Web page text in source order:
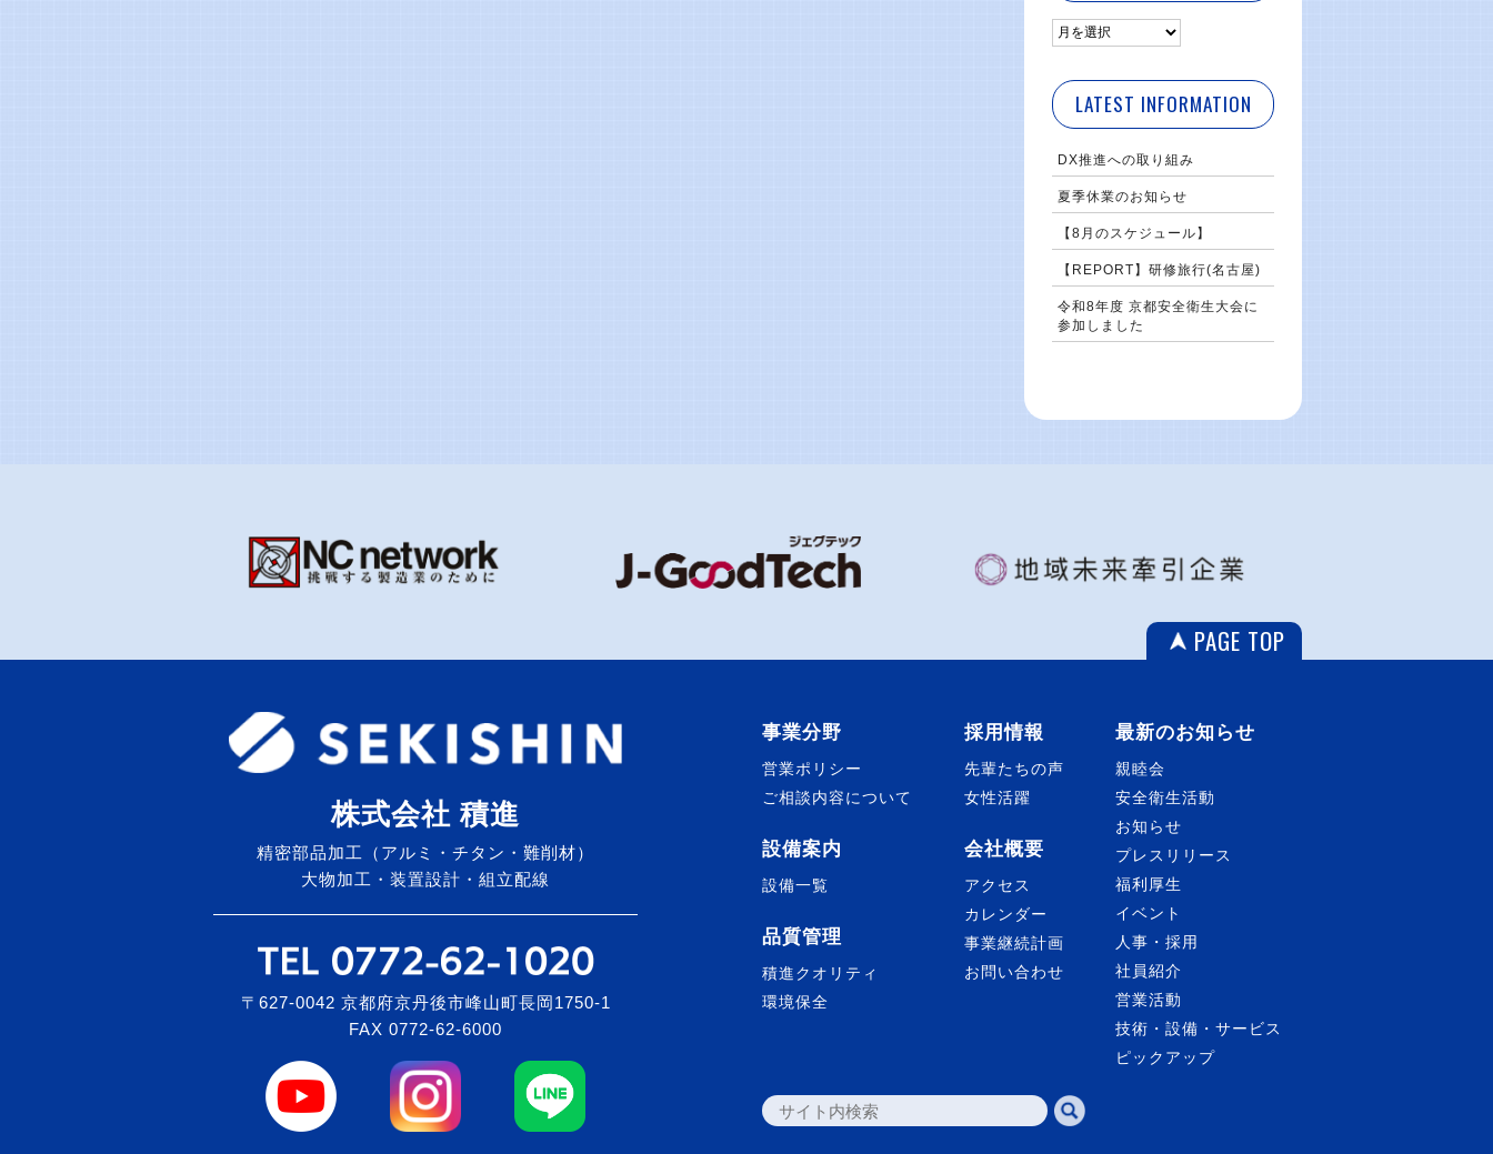
LATEST INFORMATION
DX推進への取り組み
夏季休業のお知らせ
【8月のスケジュール】
【REPORT】研修旅行(名古屋)
令和8年度 京都安全衛生大会に
参加しました
PAGE TOP
株式会社 積進
精密部品加工（アルミ・チタン・難削材）
大物加工・装置設計・組立配線
〒627-0042 京都府京丹後市峰山町長岡1750-1
FAX 0772-62-6000
事業分野
営業ポリシー
ご相談内容について
設備案内
設備一覧
品質管理
積進クオリティ
環境保全
採用情報
先輩たちの声
女性活躍
会社概要
アクセス
カレンダー
事業継続計画
お問い合わせ
最新のお知らせ
親睦会
安全衛生活動
お知らせ
プレスリリース
福利厚生
イベント
人事・採用
社員紹介
営業活動
技術・設備・サービス
ピックアップ